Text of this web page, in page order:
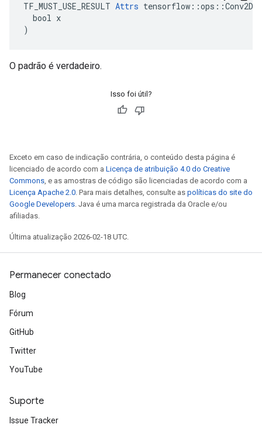
TF_MUST_USE_RESULT Attrs
  bool x
)
O padrão é verdadeiro.
Isso foi útil?
Exceto em caso de indicação contrária, o conteúdo desta página é
licenciado de acordo com a Licença de atribuição 4.0 do Creative
Commons, e as amostras de código são licenciadas de acordo com a
Licença Apache 2.0. Para mais detalhes, consulte as políticas do site do
Google Developers. Java é uma marca registrada da Oracle e/ou
afiliadas.
Última atualização 2026-02-18 UTC.
Permanecer conectado
Blog
Fórum
GitHub
Twitter
YouTube
Suporte
Issue Tracker